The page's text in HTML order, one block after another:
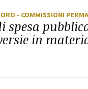
- COMMISSIONI
spesa
in